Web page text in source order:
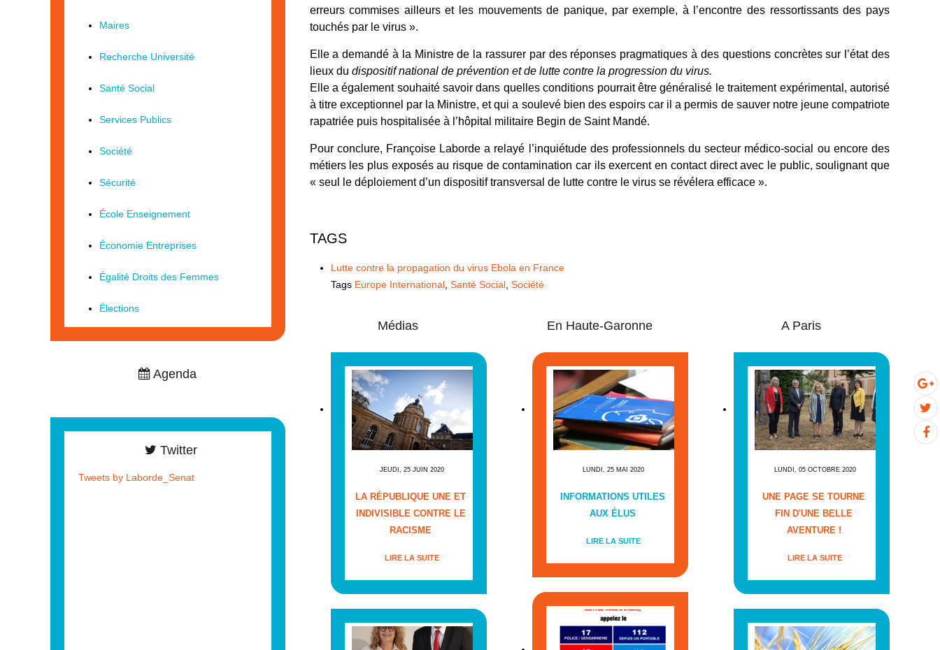
erreurs commises ailleurs et les mouvements de panique, par exemple, à l’encontre des ressortissants des pays
touchés par le virus ».
Elle a demandé à la Ministre de la rassurer par des réponses pragmatiques à des questions concrètes sur l’état des
lieux du dispositif national de prévention et de lutte contre la progression du virus.
Elle a également souhaité savoir dans quelles conditions pourrait être généralisé le traitement expérimental, autorisé
à titre exceptionnel par la Ministre, et qui a soulevé bien des espoirs car il a permis de sauver notre jeune compatriote
rapatriée puis hospitalisée à l’hôpital militaire Begin de Saint Mandé.
Pour conclure, Françoise Laborde a relayé l’inquiétude des professionnels du secteur médico-social ou encore des
métiers les plus exposés au risque de contamination car ils exercent en contact direct avec le public, soulignant que
« seul le déploiement d’un dispositif transversal de lutte contre le virus se révélera efficace ».
TAGS
Lutte contre la propagation du virus Ebola en France
Tags Europe International, Santé Social, Société
Médias
JEUDI, 25 JUIN 2020
LA RÉPUBLIQUE UNE ET
INDIVISIBLE CONTRE LE
RACISME
LIRE LA SUITE
En Haute-Garonne
LUNDI, 25 MAI 2020
INFORMATIONS UTILES
AUX ÉLUS
LIRE LA SUITE
A Paris
LUNDI, 05 OCTOBRE 2020
UNE PAGE SE TOURNE
FIN D'UNE BELLE
AVENTURE !
LIRE LA SUITE
Maires
Recherche Université
Santé Social
Services Publics
Société
Sécurité
École Enseignement
Économie Entreprises
Égalité Droits des Femmes
Élections
Agenda
Twitter
Tweets by Laborde_Senat